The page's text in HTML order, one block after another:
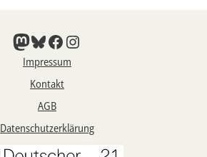
Mastodon
Bluesky
Facebook
Instagram
Impressum
Kontakt
AGB
Datenschutzerklärung